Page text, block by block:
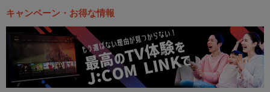
キャンペーン・お得な情報